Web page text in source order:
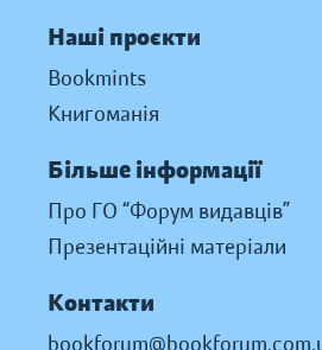
Наші проєкти
Bookmints
Книгоманія
Більше інформації
Про ГО “Форум видавців”
Презентаційні матеріали
Контакти